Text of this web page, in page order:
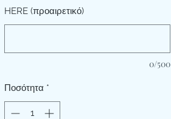
HERE (προαιρετικό)
0/500
Ποσότητα *